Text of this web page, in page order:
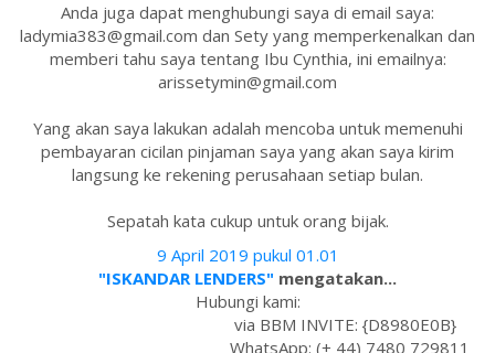
Anda juga dapat menghubungi saya di email saya:
ladymia383@gmail.com dan Sety yang memperkenalkan dan
memberi tahu saya tentang Ibu Cynthia, ini emailnya:
arissetymin@gmail.com
Yang akan saya lakukan adalah mencoba untuk memenuhi
pembayaran cicilan pinjaman saya yang akan saya kirim
langsung ke rekening perusahaan setiap bulan.
Sepatah kata cukup untuk orang bijak.
9 April 2019 pukul 01.01
"ISKANDAR LENDERS" mengatakan...
Hubungi kami:
via BBM INVITE: {D8980E0B}
WhatsApp: (+ 44) 7480 729811